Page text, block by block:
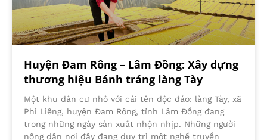
Huyện Đam Rông – Lâm Đồng: Xây dựng
thương hiệu Bánh tráng làng Tày
Một khu dân cư nhỏ với cái tên độc đáo: làng Tày, xã
Phi Liêng, huyện Đam Rông, tỉnh Lâm Đồng đang
trong những ngày sản xuất nhộn nhịp. Những người
nông dân nơi đây đang duy trì một nghề truyền